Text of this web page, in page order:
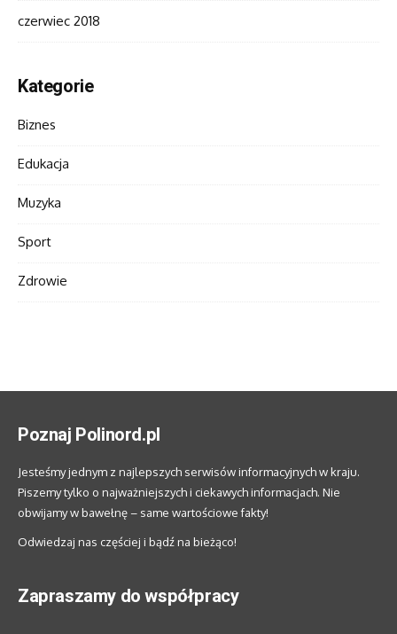
czerwiec 2018
Kategorie
Biznes
Edukacja
Muzyka
Sport
Zdrowie
Poznaj Polinord.pl
Jesteśmy jednym z najlepszych serwisów informacyjnych w kraju.
Piszemy tylko o najważniejszych i ciekawych informacjach. Nie
obwijamy w bawełnę – same wartościowe fakty!
Odwiedzaj nas częściej i bądź na bieżąco!
Zapraszamy do współpracy